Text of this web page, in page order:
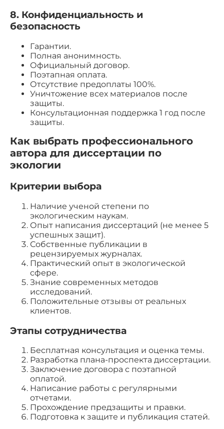
8. Конфиденциальность и
безопасность
Гарантии.
Полная анонимность.
Официальный договор.
Поэтапная оплата.
Отсутствие предоплаты 100%.
Уничтожение всех материалов после
защиты.
Консультационная поддержка 1 год после
защиты.
Как выбрать профессионального
автора для диссертации по
экологии
Критерии выбора
Наличие ученой степени по
экологическим наукам.
Опыт написания диссертаций (не менее 5
успешных защит).
Собственные публикации в
рецензируемых журналах.
Практический опыт в экологической
сфере.
Знание современных методов
исследований.
Положительные отзывы от реальных
клиентов.
Этапы сотрудничества
Бесплатная консультация и оценка темы.
Разработка плана-проспекта диссертации.
Заключение договора с поэтапной
оплатой.
Написание работы с регулярными
отчетами.
Прохождение предзащиты и правки.
Подготовка к защите и публикация статей.